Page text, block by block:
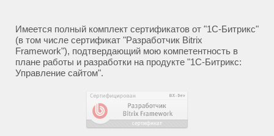
Имеется полный комплект сертификатов от "1С-Битрикс"
(в том числе сертификат "Разработчик Bitrix
Framework"), подтвердающий мою компетентность в
плане работы и разработки на продукте "1С-Битрикс:
Управление сайтом".